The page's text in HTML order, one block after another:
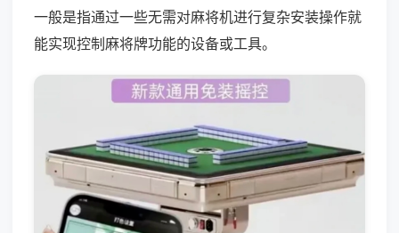
一般是指通过一些无需对麻将机进行复杂安装操作就
能实现控制麻将牌功能的设备或工具。